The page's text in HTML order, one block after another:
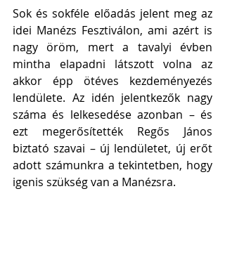
Sok és sokféle előadás jelent meg az
idei Manézs Fesztiválon, ami azért is
nagy öröm, mert a tavalyi évben
mintha elapadni látszott volna az
akkor épp ötéves kezdeményezés
lendülete. Az idén jelentkezők nagy
száma és lelkesedése azonban – és
ezt megerősítették Regős János
biztató szavai – új lendületet, új erőt
adott számunkra a tekintetben, hogy
igenis szükség van a Manézsra.